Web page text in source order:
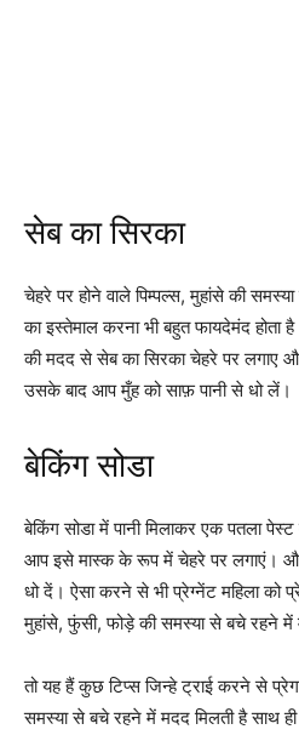
सेब का सिरका
चेहरे पर होने वाले पिम्पल्स, मुहांसे की
का इस्तेमाल करना भी बहुत फायदेमंद होता
की मदद से सेब का सिरका चेहरे पर
उसके बाद आप मुँह को साफ़ पानी से धो लें।
बेकिंग सोडा
बेकिंग सोडा में पानी मिलाकर एक पतला
आप इसे मास्क के रूप में चेहरे पर लगाएं।
धो दें। ऐसा करने से भी प्रेग्नेंट महिला को
मुहांसे, फुंसी, फोड़े की समस्या से बचे रहने में
तो यह हैं कुछ टिप्स जिन्हे ट्राई करने से
समस्या से बचे रहने में मदद मिलती है साथ